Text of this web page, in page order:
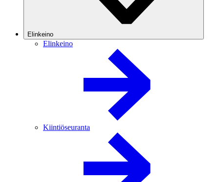
Elinkeino
Elinkeino
Kiintiöseuranta